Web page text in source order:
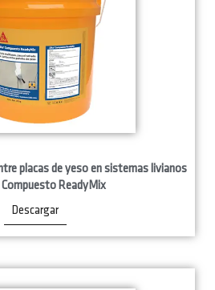
placas de yeso en sistemas livianos
Compuesto ReadyMix
Descargar